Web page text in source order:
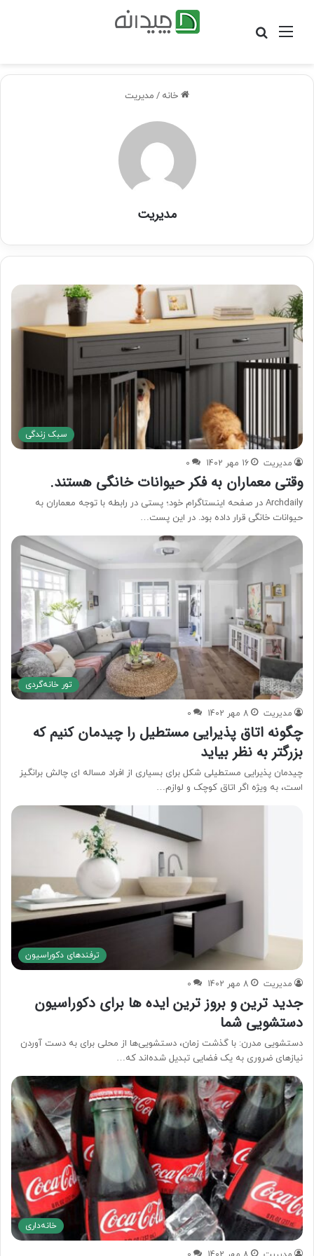
منو
خانه / مدیریت
مدیریت
سبک زندگی
مدیریت 16 مهر 1402 0
وقتی معماران به فکر حیوانات خانگی هستند.
Archdaily در صفحه اینستاگرام خود؛ پستی در رابطه با توجه معماران به
حیوانات خانگی قرار داده بود. در این پست…
تور خانه‌گردی
مدیریت 8 مهر 1402 0
چگونه اتاق پذیرایی مستطیل را چیدمان کنیم که
بزرگتر به نظر بیاید
چیدمان پذیرایی مستطیلی شکل برای بسیاری از افراد مساله ای چالش برانگیز
است، به ویژه اگر اتاق کوچک و لوازم…
ترفندهای دکوراسیون
مدیریت 8 مهر 1402 0
جدید ترین و بروز ترین ایده ها برای دکوراسیون
دستشویی شما
دستشویی مدرن: با گذشت زمان، دستشویی‌ها از محلی برای به دست آوردن
نیازهای ضروری به یک فضایی تبدیل شده‌اند که…
خانه‌داری